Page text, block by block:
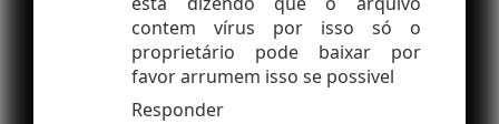
contem vírus por isso só o
proprietário pode baixar por
favor arrumem isso se possivel
Responder